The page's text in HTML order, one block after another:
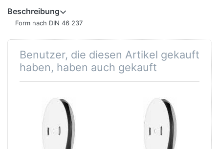
Beschreibung
Form nach DIN 46 237
Benutzer, die diesen Artikel gekauft
haben, haben auch gekauft